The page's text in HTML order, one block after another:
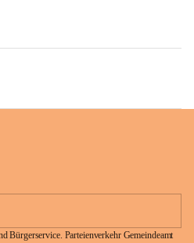
Bürgerservice. Parteienverkehr Gemeindeamt